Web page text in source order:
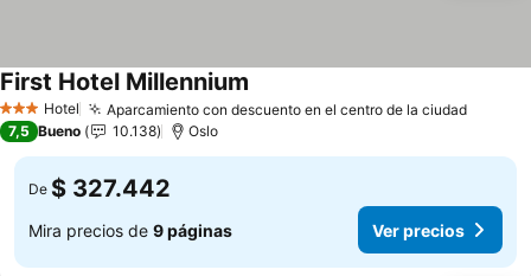
3 Estrellas
Hotel Aparcamiento con descuento en el centro de la ciudad
First Hotel Millennium
7,5 Bueno 10.138 Oslo
De $ 327.442
Mira precios de 9 páginas Ver precios